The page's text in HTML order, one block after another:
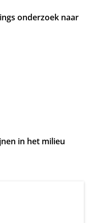
onderzoek naar
in het milieu